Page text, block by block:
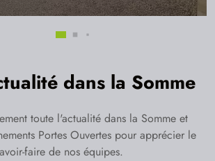
dans la Somme
toute l'actualité dans la Somme et
Portes Ouvertes pour apprécier le
faire de nos équipes.